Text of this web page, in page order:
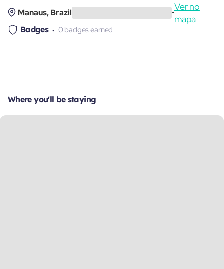
Manaus, Brazil •
Ver no
mapa
Badges 0 badges earned
Where you'll be staying